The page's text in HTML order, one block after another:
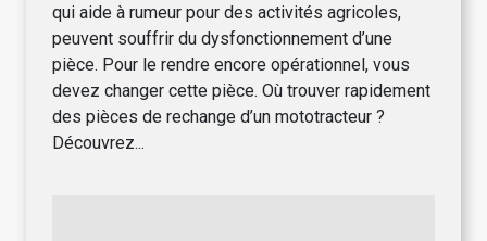
qui aide à rumeur pour des activités agricoles,
peuvent souffrir du dysfonctionnement d’une
pièce. Pour le rendre encore opérationnel, vous
devez changer cette pièce. Où trouver rapidement
des pièces de rechange d’un mototracteur ?
Découvrez...